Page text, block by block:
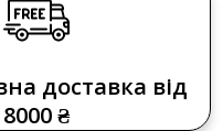
доставка від
8000 ₴